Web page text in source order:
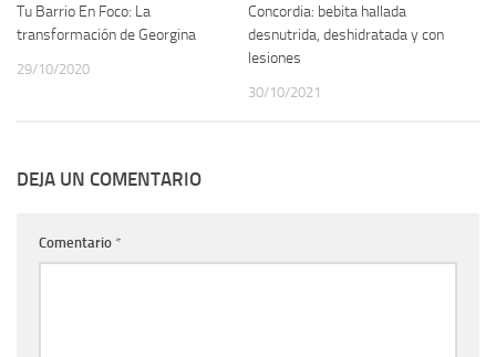
Tu Barrio En Foco: La
transformación de Georgina
29/10/2020
Concordia: bebita hallada
desnutrida, deshidratada y con
lesiones
30/10/2021
DEJA UN COMENTARIO
Comentario *